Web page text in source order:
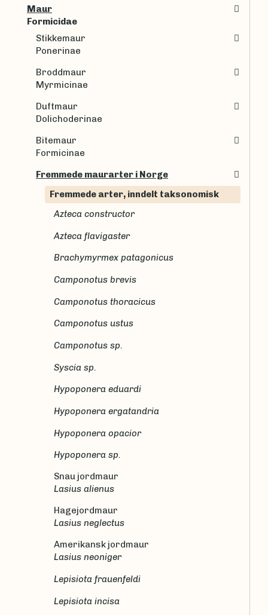
Maur
Formicidae
Stikkemaur
Ponerinae
Broddmaur
Myrmicinae
Duftmaur
Dolichoderinae
Bitemaur
Formicinae
Fremmede maurarter i Norge
Fremmede arter, inndelt taksonomisk
Azteca constructor
Azteca flavigaster
Brachymyrmex patagonicus
Camponotus brevis
Camponotus thoracicus
Camponotus ustus
Camponotus sp.
Syscia sp.
Hypoponera eduardi
Hypoponera ergatandria
Hypoponera opacior
Hypoponera sp.
Snau jordmaur
Lasius alienus
Hagejordmaur
Lasius neglectus
Amerikansk jordmaur
Lasius neoniger
Lepisiota frauenfeldi
Lepisiota incisa